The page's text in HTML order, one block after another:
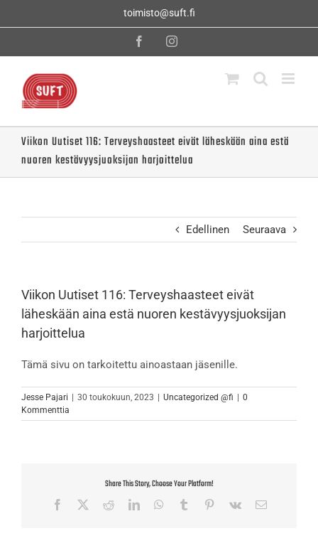
toimisto@suft.fi
FacebookInstagram
Viikon Uutiset 116: Terveyshaasteet eivät läheskään aina estä
nuoren kestävyysjuoksijan harjoittelua
Edellinen Seuraava
Viikon Uutiset 116: Terveyshaasteet eivät
läheskään aina estä nuoren kestävyysjuoksijan
harjoittelua
Tämä sivu on tarkoitettu ainoastaan jäsenille.
Jesse Pajari | 30 toukokuun, 2023 | Uncategorized @fi | 0
Kommenttia
Share This Story, Choose Your Platform!
Facebook RedditLinkedInWhatsApp
Tumblr Pinterest
Vk Sähköposti